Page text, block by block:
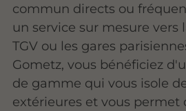
commun directs ou
un service sur mesure vers
TGV ou les gares
Gometz, vous bénéficiez
de gamme qui vous isole
extérieures et vous permet